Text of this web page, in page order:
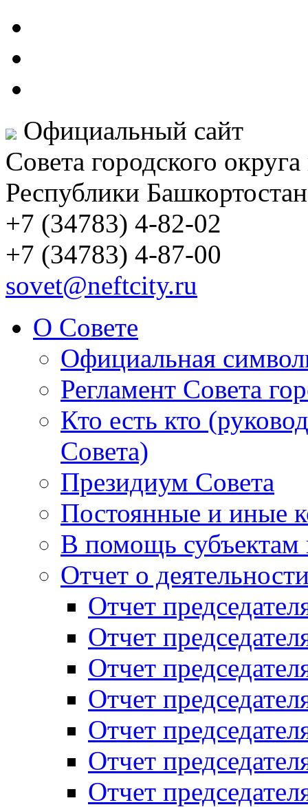
Официальный сайт
Совета городского
Республики Башкортостан
+7 (34783) 4-82-02
+7 (34783) 4-87-00
sovet@neftcity.ru
О Совете
Официальная
Регламент Совета
Кто есть кто
Совета)
Президиум Совета
Постоянные и иные
В помощь субъектам
Отчет о
Отчет
Отчет
Отчет
Отчет
Отчет
Отчет
Отчет